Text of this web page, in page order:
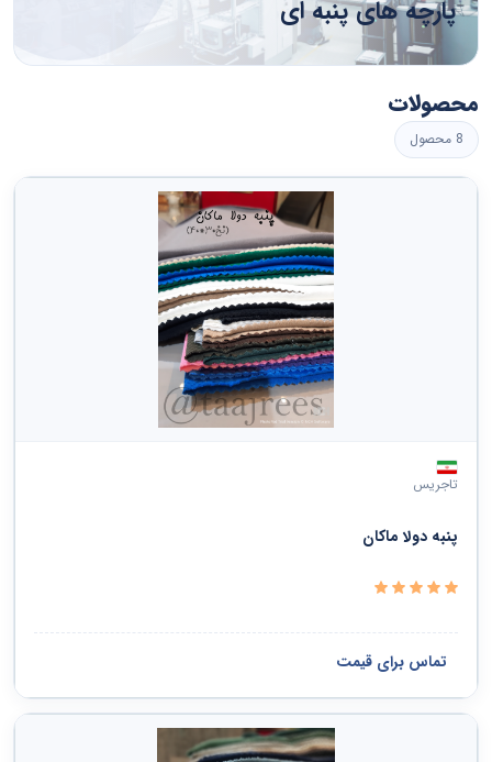
خدمات مهندسی، تحقیق و توسعه و خدمات فناوری محور
خدمات عمومی
خدمات تحصیلی و آموزشی
خدمات مسافرتی، غذایی، اسکان و سرگرمی
خدمات شخصی و خانگی
دفاع ملی و نظم عمومی و امنیت و حفاظت
خدمات سیاسی و اجتماعی
مشاهده همه ›
لوازم، تجهیزات و ابزارآلات ساختمانی
لوازم و قطعات ساخت و تولید
سیستمها ، قطعات و تجهیزات تهویه و توزیع
لوازم آزمایشگاهی، رصد، تست و اندازه گیری
لوازم و تجهیزات تصفیه آب و نظافت
ماشین آلات و تجهیزات ارائه خدمات
پارچه های پنبه ای
محصولات
8 محصول
تاجریس
پنبه دولا ماکان
تماس برای قیمت